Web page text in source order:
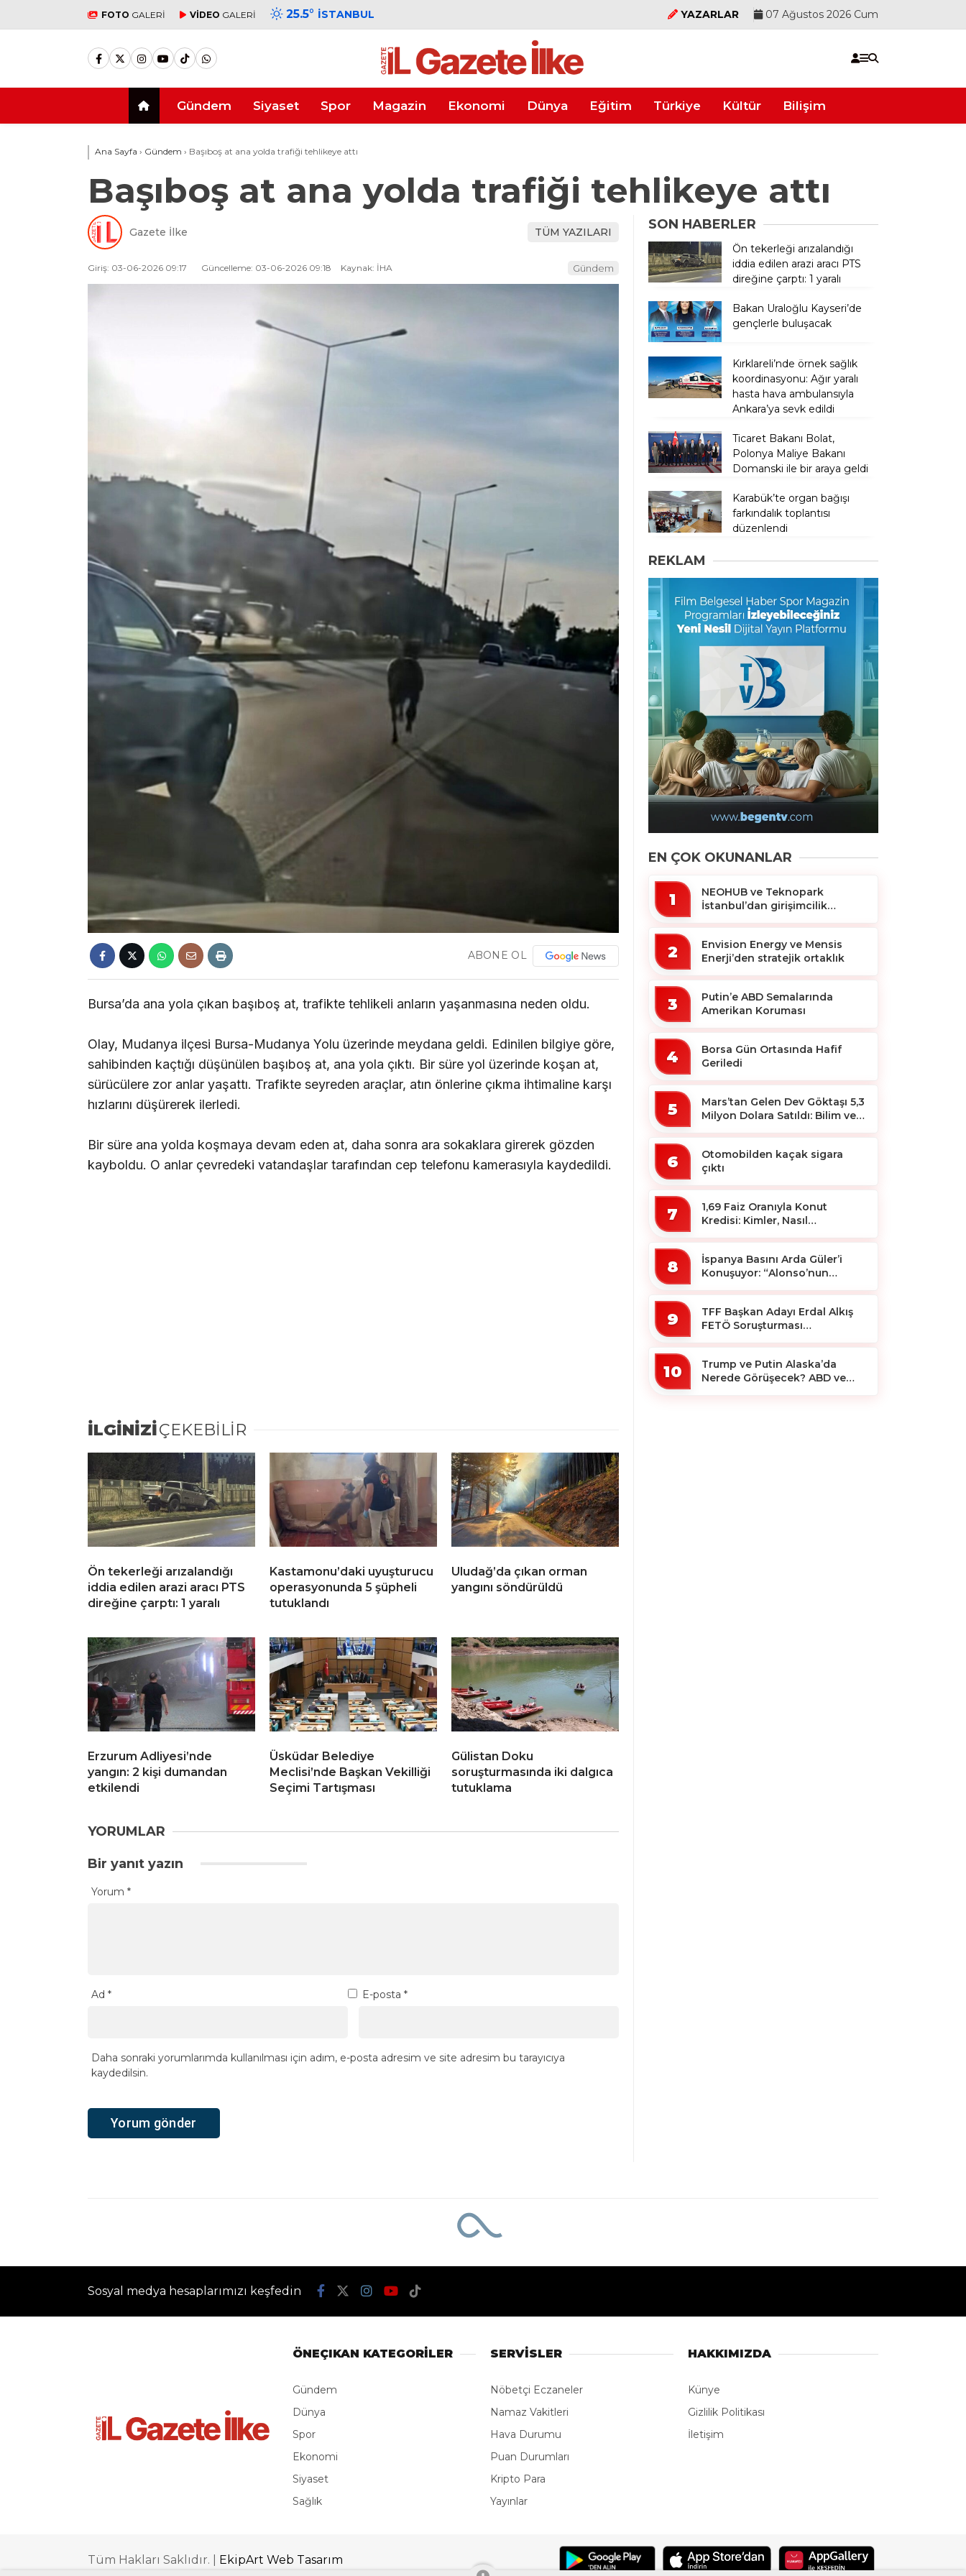
FOTO GALERİ VİDEO GALERİ 25.5° İSTANBUL YAZARLAR 07 Ağustos 2026 Cum
Gündem Siyaset Spor Magazin Ekonomi Dünya Eğitim Türkiye Kültür Bilişim
Ana Sayfa › Gündem › Başıboş at ana yolda trafiği tehlikeye attı
Başıboş at ana yolda trafiği tehlikeye attı
Gazete İlke TÜM YAZILARI
Giriş: 03-06-2026 09:17 Güncelleme: 03-06-2026 09:18 Kaynak: İHA Gündem
ABONE OL
Bursa’da ana yola çıkan başıboş at, trafikte tehlikeli anların yaşanmasına neden oldu.
Olay, Mudanya ilçesi Bursa-Mudanya Yolu üzerinde meydana geldi. Edinilen bilgiye göre,
sahibinden kaçtığı düşünülen başıboş at, ana yola çıktı. Bir süre yol üzerinde koşan at,
sürücülere zor anlar yaşattı. Trafikte seyreden araçlar, atın önlerine çıkma ihtimaline karşı
hızlarını düşürerek ilerledi.
Bir süre ana yolda koşmaya devam eden at, daha sonra ara sokaklara girerek gözden
kayboldu. O anlar çevredeki vatandaşlar tarafından cep telefonu kamerasıyla kaydedildi.
İLGİNİZİÇEKEBİLİR
Ön tekerleği arızalandığı
iddia edilen arazi aracı PTS
direğine çarptı: 1 yaralı
Kastamonu’daki uyuşturucu
operasyonunda 5 şüpheli
tutuklandı
Uludağ’da çıkan orman
yangını söndürüldü
Erzurum Adliyesi’nde
yangın: 2 kişi dumandan
etkilendi
Üsküdar Belediye
Meclisi’nde Başkan Vekilliği
Seçimi Tartışması
Gülistan Doku
soruşturmasında iki dalgıca
tutuklama
YORUMLAR
Bir yanıt yazın
Yorum *
Ad * E-posta *
Daha sonraki yorumlarımda kullanılması için adım, e-posta adresim ve site adresim bu tarayıcıya
kaydedilsin.
SON HABERLER
Ön tekerleği arızalandığı
iddia edilen arazi aracı PTS
direğine çarptı: 1 yaralı
Bakan Uraloğlu Kayseri’de
gençlerle buluşacak
Kırklareli’nde örnek sağlık
koordinasyonu: Ağır yaralı
hasta hava ambulansıyla
Ankara’ya sevk edildi
Ticaret Bakanı Bolat,
Polonya Maliye Bakanı
Domanski ile bir araya geldi
Karabük’te organ bağışı
farkındalık toplantısı
düzenlendi
REKLAM
EN ÇOK OKUNANLAR
1
NEOHUB ve Teknopark
İstanbul’dan girişimcilik
2
Envision Energy ve Mensis
Enerji’den stratejik ortaklık
3
Putin’e ABD Semalarında
Amerikan Koruması
4
Borsa Gün Ortasında Hafif
Geriledi
5
Mars’tan Gelen Dev Göktaşı 5,3
Milyon Dolara Satıldı: Bilim ve
6
Otomobilden kaçak sigara
çıktı
7
1,69 Faiz Oranıyla Konut
Kredisi: Kimler, Nasıl
8
İspanya Basını Arda Güler’i
Konuşuyor: “Alonso’nun
9
TFF Başkan Adayı Erdal Alkış
FETÖ Soruşturması
10
Trump ve Putin Alaska’da
Nerede Görüşecek? ABD ve
Kastamonu’daki uyuşturucu operasyonunda 5 şüpheli tutuklandı
Kastamonu’daki uyuşturucu
operasyonunda 5 şüpheli tutuklandı
TÜM YAZILARI
Güncelleme: 06-08-2026 22:30
koordinasyonu: Ağır yaralı
hasta hava ambulansıyla